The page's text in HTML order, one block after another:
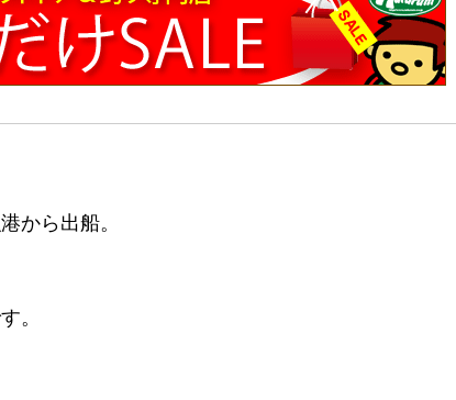
から出船。
。